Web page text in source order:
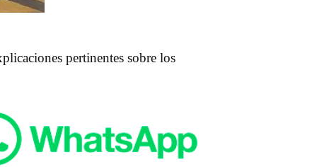
pertinentes sobre los